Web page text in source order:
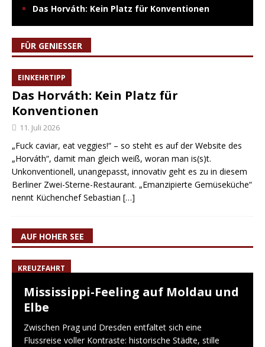
Das Horváth: Kein Platz für Konventionen
FÜR GENIESSER
EINKEHRTIPP
Das Horváth: Kein Platz für
Konventionen
11. Juli 2026
„Fuck caviar, eat veggies!“ – so steht es auf der Website des
„Horváth“, damit man gleich weiß, woran man is(s)t.
Unkonventionell, unangepasst, innovativ geht es zu in diesem
Berliner Zwei-Sterne-Restaurant. „Emanzipierte Gemüseküche“
nennt Küchenchef Sebastian […]
AUF HOHER SEE
KREUZFAHRT
Mississippi-Feeling auf Moldau und
Elbe
Zwischen Prag und Dresden entfaltet sich eine
Flussreise voller Kontraste: historische Städte, stille